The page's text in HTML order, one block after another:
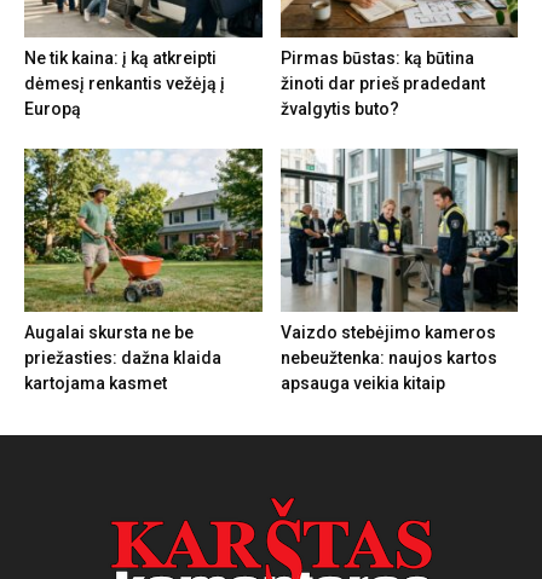
Ne tik kaina: į ką atkreipti
dėmesį renkantis vežėją į
Europą
Pirmas būstas: ką būtina
žinoti dar prieš pradedant
žvalgytis buto?
Augalai skursta ne be
priežasties: dažna klaida
kartojama kasmet
Vaizdo stebėjimo kameros
nebeužtenka: naujos kartos
apsauga veikia kitaip